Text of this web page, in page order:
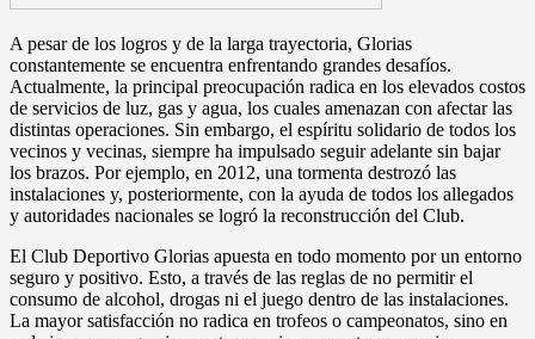
A pesar de los logros y de la larga trayectoria, Glorias
constantemente se encuentra enfrentando grandes desafíos.
Actualmente, la principal preocupación radica en los elevados costos
de servicios de luz, gas y agua, los cuales amenazan con afectar las
distintas operaciones. Sin embargo, el espíritu solidario de todos los
vecinos y vecinas, siempre ha impulsado seguir adelante sin bajar
los brazos. Por ejemplo, en 2012, una tormenta destrozó las
instalaciones y, posteriormente, con la ayuda de todos los allegados
y autoridades nacionales se logró la reconstrucción del Club.
El Club Deportivo Glorias apuesta en todo momento por un entorno
seguro y positivo. Esto, a través de las reglas de no permitir el
consumo de alcohol, drogas ni el juego dentro de las instalaciones.
La mayor satisfacción no radica en trofeos o campeonatos, sino en